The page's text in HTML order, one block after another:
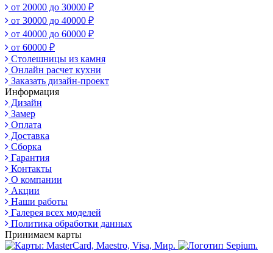
от 20000 до 30000 ₽
от 30000 до 40000 ₽
от 40000 до 60000 ₽
от 60000 ₽
Столешницы из камня
Онлайн расчет кухни
Заказать дизайн-проект
Информация
Дизайн
Замер
Оплата
Доставка
Сборка
Гарантия
Контакты
О компании
Акции
Наши работы
Галерея всех моделей
Политика обработки данных
Принимаем карты